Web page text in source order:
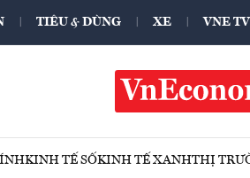
TIÊU & DÙNG XE VNE TV
KINH TẾ SỐKINH TẾ XANHTHỊ